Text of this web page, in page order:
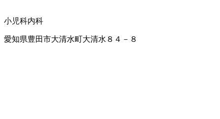
小児科内科
愛知県豊田市大清水町大清水８４－８